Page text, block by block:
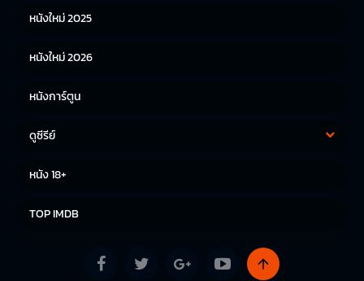
หนังญี่ปุ่น
หนังใหม่ 2025
หนังใหม่ 2026
หนังการ์ตูน
ดูซีรีย์
หนัง 18+
TOP IMDB